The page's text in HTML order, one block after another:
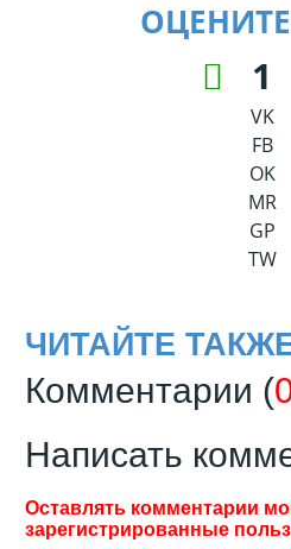
1
VK
FB
OK
MR
GP
TW
ЧИТАЙТЕ
Комментарии (
Написать